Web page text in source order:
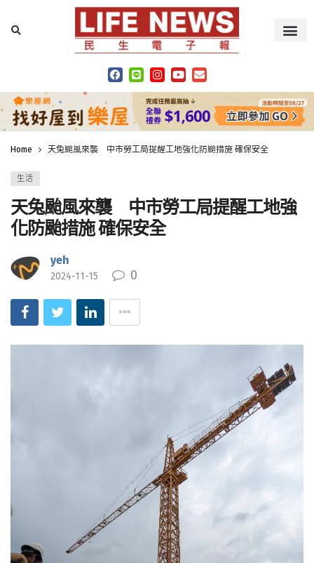
Home 天兔颱風來襲 中市勞工局提醒工地強化防颱措施 確保安全
生活
天兔颱風來襲 中市勞工局提醒工地強
化防颱措施 確保安全
yeh
2024-11-15 0